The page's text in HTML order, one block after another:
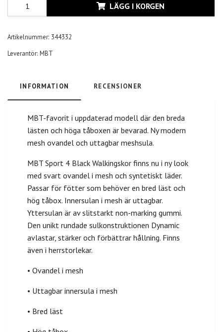
LÄGG I KORGEN
Artikelnummer: 344332
Leverantör: MBT
INFORMATION RECENSIONER
MBT-favorit i uppdaterad modell där den breda
lästen och höga tåboxen är bevarad. Ny modern
mesh ovandel och uttagbar meshsula.
MBT Sport 4 Black Walkingskor finns nu i ny look
med svart ovandel i mesh och syntetiskt läder.
Passar för fötter som behöver en bred läst och
hög tåbox. Innersulan i mesh är uttagbar.
Yttersulan är av slitstarkt non-marking gummi.
Den unikt rundade sulkonstruktionen Dynamic
avlastar, stärker och förbättrar hållning. Finns
även i herrstorlekar.
• Ovandel i mesh
• Uttagbar innersula i mesh
• Bred läst